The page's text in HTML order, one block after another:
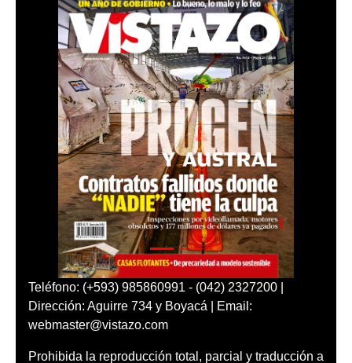
Teléfono: (+593) 985860991 - (042) 2327200 |
Dirección: Aguirre 734 y Boyacá | Email:
webmaster@vistazo.com
Prohibida la reproducción total, parcial y traducción a